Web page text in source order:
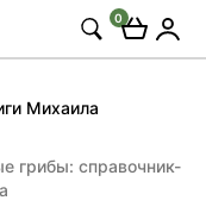
0
Михаила
грибы: справочник-